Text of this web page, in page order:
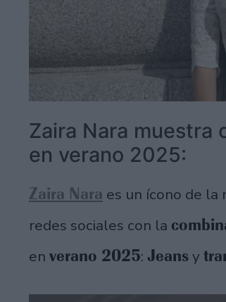
Zaira Nara muestra
en verano 2025:
Zaira Nara es un ícono de la
redes sociales con la
en verano 2025: Jeansy